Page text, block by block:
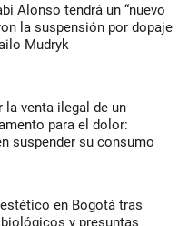
Alonso tendrá un “nuevo
la suspensión por dopaje
Mudryk
la venta ilegal de un
para el dolor:
suspender su consumo
en Bogotá tras
y presuntas